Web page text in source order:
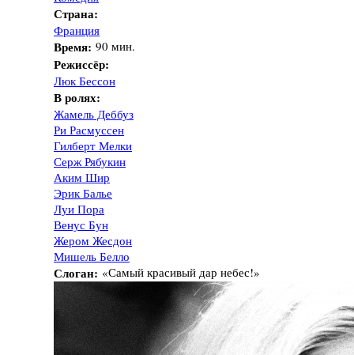
Страна:
Франция
Время: 90 мин.
Режиссёр:
Люк Бессон
В ролях:
Жамель Деббуз
Ри Расмуссен
Гилберт Мелки
Серж Рябукин
Аким Шир
Эрик Балье
Луи Пора
Венус Бун
Жером Жесдон
Мишель Белло
Слоган: «Самый красивый дар небес!»